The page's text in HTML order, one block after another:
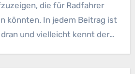
die für Radfahrer
könnten. In jedem Beitrag ist
und vielleicht kennt der